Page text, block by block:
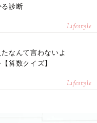
診断
Lifestyle
なんて言わないよ
算数クイズ】
Lifestyle